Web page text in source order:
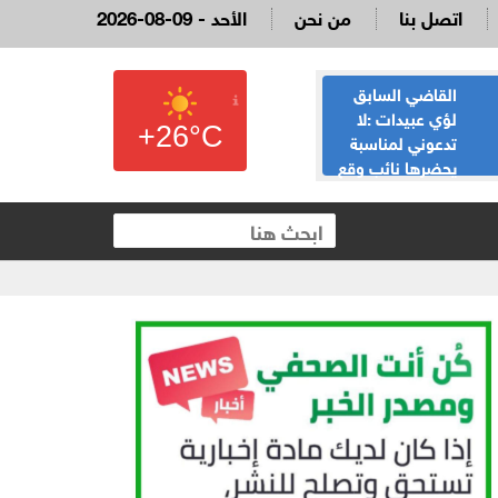
2026-08-09 - الأحد من نحن اتصل بنا
القاضي السابق
لؤي عبيدات :لا
تدعوني لمناسبة
يحضرها نائب وقع
الحياصات ينفي
صحة انباء صدور
نتائج الثانوية العامة
غدا الخميس
+26°C